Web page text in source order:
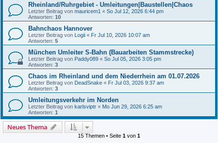
Rheinland/Ruhrgebiet - Umleitungen|Baustellen|Chaos
Letzter Beitrag von mauricem1 « So Jul 12, 2026 6:44 pm
Antworten: 10
Bahnchaos Hannover
Letzter Beitrag von Logii « Fr Jul 10, 2026 10:07 am
Antworten: 5
München Umleiter S-Bahn (Bauarbeiten Stammstrecke)
Letzter Beitrag von Paddy089 « So Jul 05, 2026 3:05 pm
Antworten: 3
Chaos im Rheinland und dem Niederrhein am 01.07.2026
Letzter Beitrag von DeadSnake « Fr Jul 03, 2026 9:37 am
Antworten: 3
Umleitungsverkehr im Norden
Letzter Beitrag von karlsviptr « Mo Jun 29, 2026 6:25 am
Antworten: 1
Neues Thema
15 Themen • Seite 1 von 1